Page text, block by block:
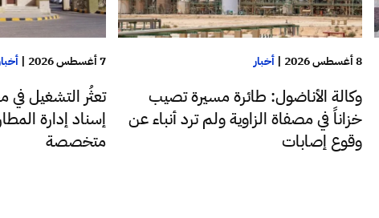
8 أغسطس 2026 | أخبار
وكالة الأناضول: طائرة مسيرة تصيب
خزاناً في مصفاة الزاوية ولم ترد أنباء عن
وقوع إصابات
7 أغسطس 2026 |
تعثُر التشغيل في
إسناد إدارة
متخصصة